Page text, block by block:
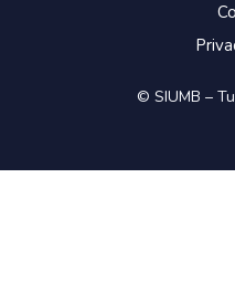
© SIUMB –